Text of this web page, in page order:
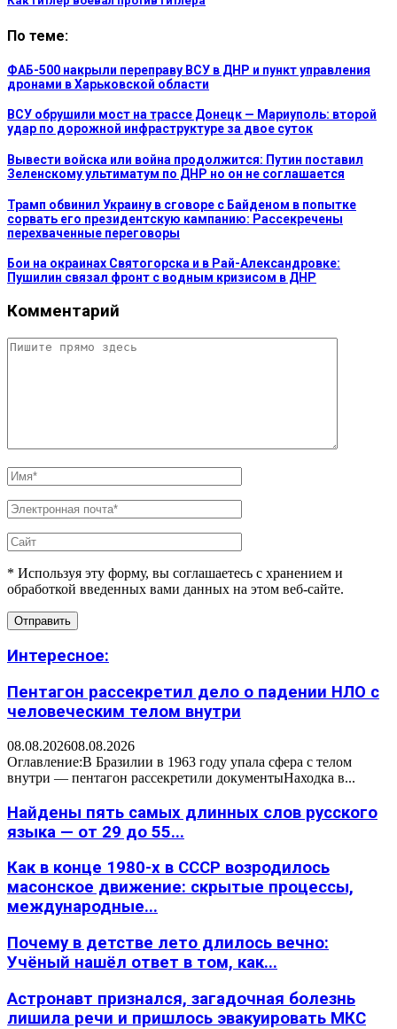
По теме:
ФАБ-500 накрыли переправу ВСУ в ДНР и пункт управления
дронами в Харьковской области
ВСУ обрушили мост на трассе Донецк — Мариуполь: второй
удар по дорожной инфраструктуре за двое суток
Вывести войска или война продолжится: Путин поставил
Зеленскому ультиматум по ДНР но он не соглашается
Трамп обвинил Украину в сговоре с Байденом в попытке
сорвать его президентскую кампанию: Рассекречены
перехваченные переговоры
Бои на окраинах Святогорска и в Рай-Александровке:
Пушилин связал фронт с водным кризисом в ДНР
Комментарий
* Используя эту форму, вы соглашаетесь с хранением и
обработкой введенных вами данных на этом веб-сайте.
Интересное:
Пентагон рассекретил дело о падении НЛО с
человеческим телом внутри
08.08.202608.08.2026
Оглавление:В Бразилии в 1963 году упала сфера с телом
внутри — пентагон рассекретили документыНаходка в...
Найдены пять самых длинных слов русского
языка — от 29 до 55...
Как в конце 1980-х в СССР возродилось
масонское движение: скрытые процессы,
международные...
Почему в детстве лето длилось вечно:
Учёный нашёл ответ в том, как...
Астронавт признался, загадочная болезнь
лишила речи и пришлось эвакуировать МКС